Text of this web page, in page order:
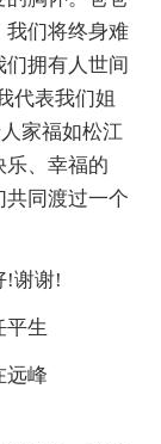
我们将终身难
拥有人世间
代表我们姐
家福如松江
乐、幸福的
共同渡过一个
!谢谢!
平生
远峰